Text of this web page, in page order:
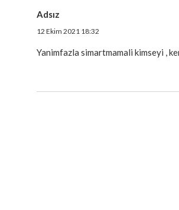
Adsız
12 Ekim 2021 18:32
Yanimfazla simartmamali kimseyi ,